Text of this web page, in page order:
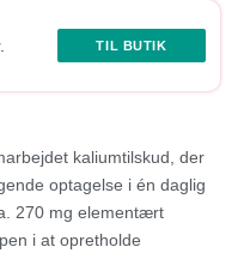
TIL BUTIK
kaliumtilskud, der
optagelse i én daglig
270 mg elementært
i at opretholde